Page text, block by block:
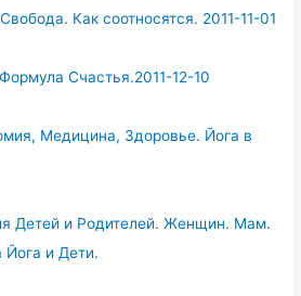
Как соотносятся. 2011-11-01
Счастья.2011-12-10
Медицина, Здоровье. Йога в
Детей и Родителей. Женщин. Мам.
и Дети.